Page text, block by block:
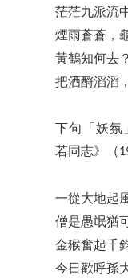
茫茫九派流
煙雨蒼蒼，
黃鶴知何去
把酒酹滔滔
下句「妖
若同志》（
一從大地起
僧是愚氓猶
金猴奮起千
今日歡呼孫